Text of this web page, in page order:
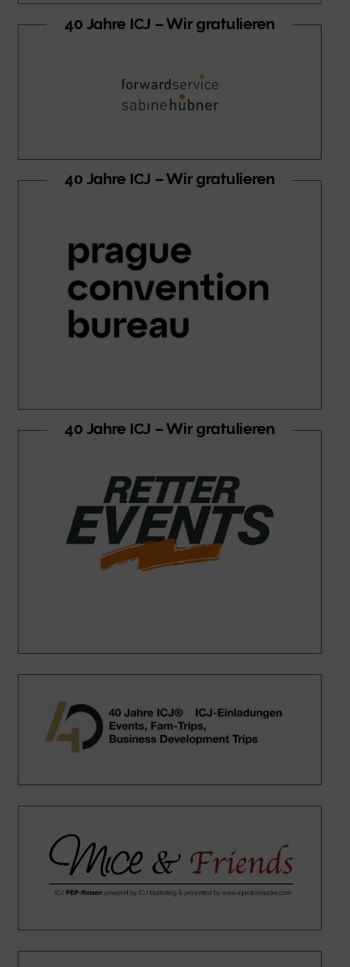
40 Jahre ICJ – Wir gratulieren
40 Jahre ICJ – Wir gratulieren
40 Jahre ICJ – Wir gratulieren